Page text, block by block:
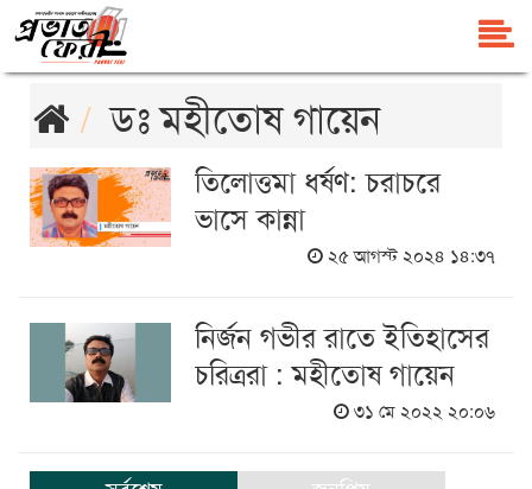
ডঃ মহীতোষ গায়েন
তিলোত্তমা ধর্ষণ: চরাচরে
ভাসে কান্না
২৫ আগস্ট ২০২৪ ১৪:৩৭
নির্জন গভীর রাতে ইতিহাসের
চরিত্ররা : মহীতোষ গায়েন
৩১ মে ২০২২ ২০:০৬